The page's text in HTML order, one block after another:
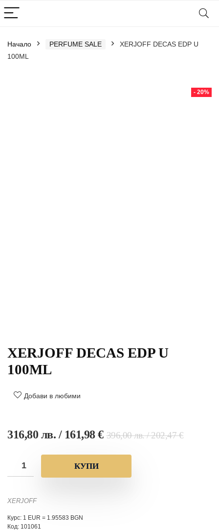
Начало PERFUME SALE
XERJOFF DECAS EDP U
100ML
- 20%
XERJOFF DECAS EDP U
100ML
Добави в любими
396,00лв./ 202,47 €
316,80 лв. / 161,98 €
КУПИ
XERJOFF
Курс: 1 EUR = 1.95583 BGN
Код: 101061